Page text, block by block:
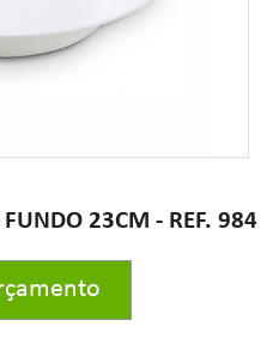
23CM - REF. 984